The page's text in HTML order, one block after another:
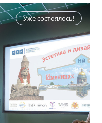
Уже состоялось!